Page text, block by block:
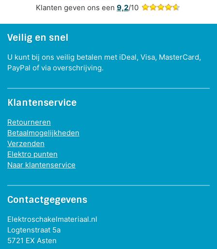
Klanten geven ons een 9,2/10
Veilig en snel
U kunt bij ons veilig betalen met iDeal, Visa, MasterCard,
PayPal of via overschrijving.
Klantenservice
Retourneren
Betaalmogelijkheden
Verzenden
Elektro punten
Naar klantenservice
Contactgegevens
Elektroschakelmateriaal.nl
Logtenstraat 5a
5721 EX Asten